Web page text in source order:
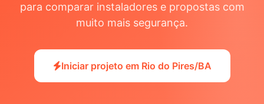
para comparar instaladores e propostas com
muito mais segurança.
Iniciar projeto em Rio do Pires/BA